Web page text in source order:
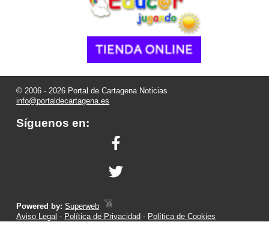
© 2006 - 2026 Portal de Cartagena Noticias
info@portaldecartagena.es
Síguenos en:
Powered by:Superweb
Aviso Legal - Política de Privacidad - Política de Cookies